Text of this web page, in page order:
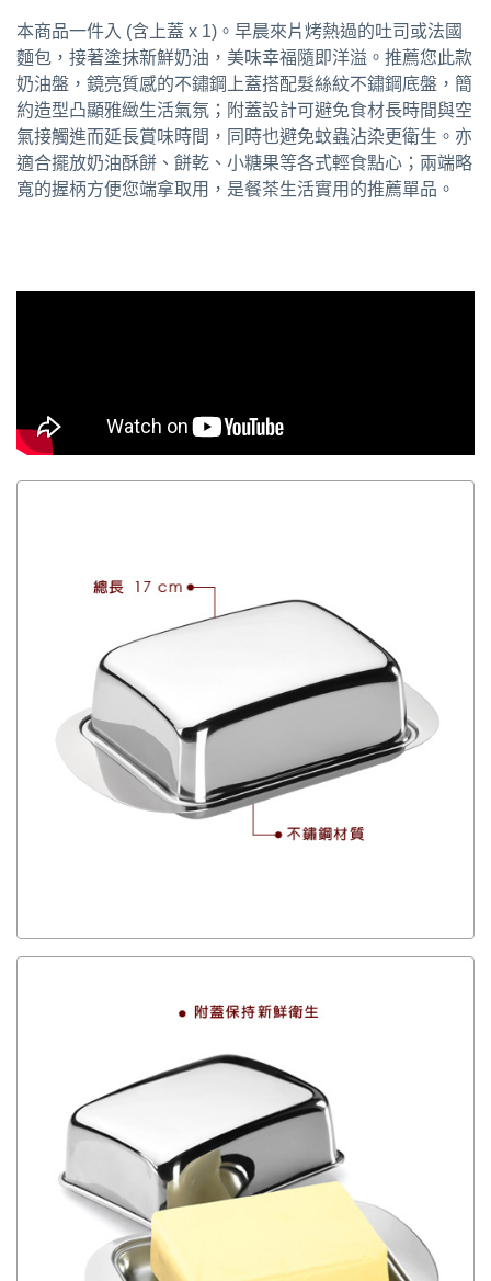
本商品一件入 (含上蓋 x 1)。早晨來片烤熱過的吐司或法國
麵包，接著塗抹新鮮奶油，美味幸福隨即洋溢。推薦您此款
奶油盤，鏡亮質感的不鏽鋼上蓋搭配髮絲紋不鏽鋼底盤，簡
約造型凸顯雅緻生活氣氛；附蓋設計可避免食材長時間與空
氣接觸進而延長賞味時間，同時也避免蚊蟲沾染更衛生。亦
適合擺放奶油酥餅、餅乾、小糖果等各式輕食點心；兩端略
寬的握柄方便您端拿取用，是餐茶生活實用的推薦單品。